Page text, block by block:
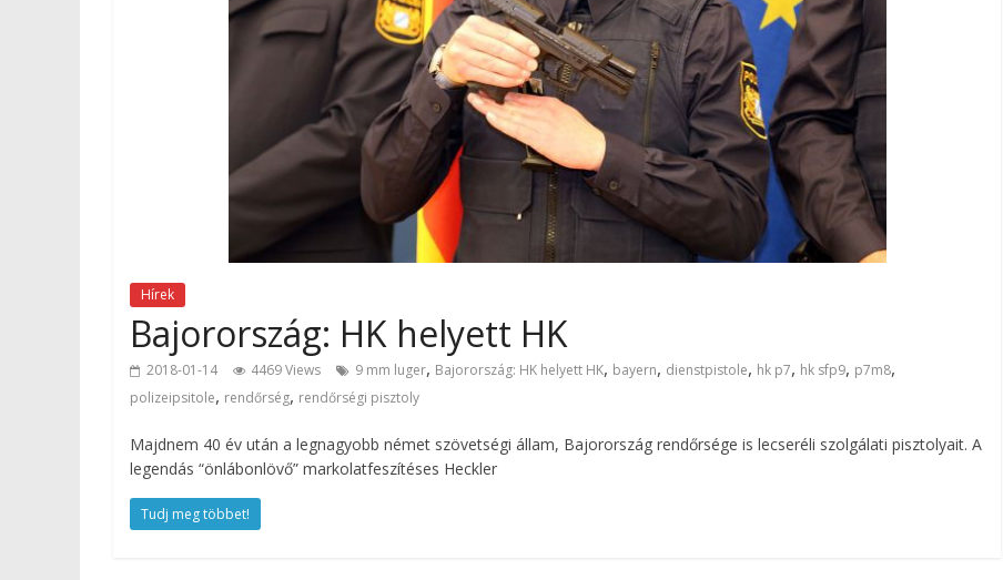
Hírek
Bajorország: HK helyett HK
2018-01-14 4469 Views 9 mm luger, Bajorország: HK helyett HK, bayern, dienstpistole, hk p7, hk sfp9, p7m8,
polizeipsitole, rendőrség, rendőrségi pisztoly
Majdnem 40 év után a legnagyobb német szövetségi állam, Bajorország rendőrsége is lecseréli szolgálati pisztolyait. A
legendás “önlábonlövő” markolatfeszítéses Heckler
Tudj meg többet!